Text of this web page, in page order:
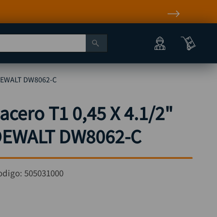
DW8062-C
T1 0,45 X 4.1/2"
DW8062-C
505031000